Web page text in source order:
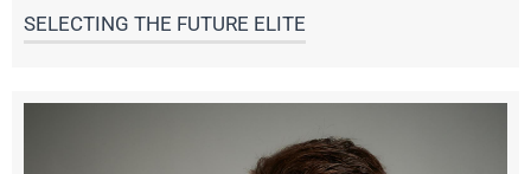
SELECTING THE FUTURE ELITE